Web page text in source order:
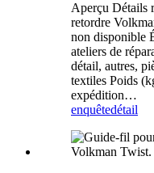
Aperçu Détails
retordre
non disponible
ateliers de
détail, autres,
textiles Poids
expédition…
enquêtedétail